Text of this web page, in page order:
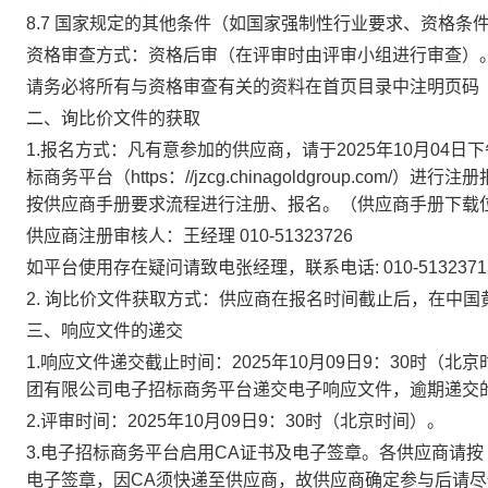
8.7 国家规定的其他条件（如国家强制性行业要求、资格条
资格审查方式：资格后审（在评审时由评审小组进行审查）
请务必将所有与资格审查有关的资料在首页目录中注明页码
二、询比价文件的获取
1.报名方式：凡有意参加的供应商，请于2025年10月04日
标商务平台（https：//jzcg.chinagoldgroup.com/）进行注
按供应商手册要求流程进行注册、报名。（供应商手册下载
供应商注册审核人：王经理 010-51323726
如平台使用存在疑问请致电张经理，联系电话: 010-
2. 询比价文件获取方式：供应商在报名时间截止后，在中
三、响应文件的递交
1.响应文件递交截止时间：2025年10月09日9：30时（北
团有限公司电子招标商务平台递交电子响应文件，逾期递
2.评审时间：2025年10月09日9：30时（北京时间）。
3.电子招标商务平台启用CA证书及电子签章。各供应商请
电子签章，因CA须快递至供应商，故供应商确定参与后请